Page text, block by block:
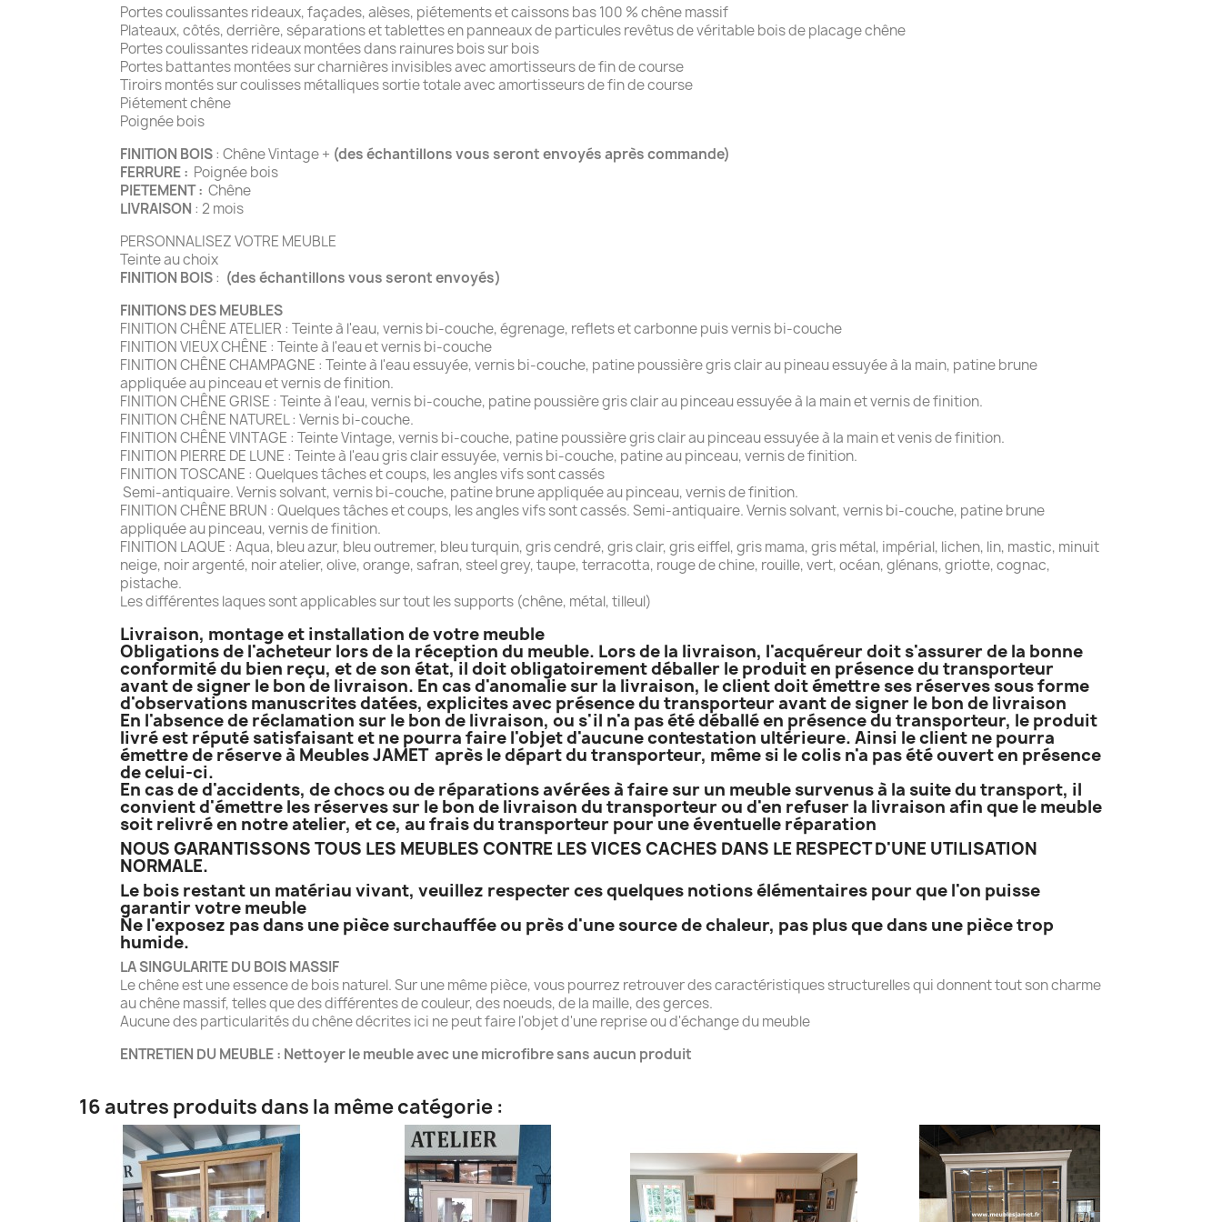
Portes coulissantes rideaux, façades, alèses, piétements et caissons bas 100 % chêne massif
Plateaux, côtés, derrière, séparations et tablettes en panneaux de particules revêtus de véritable bois de placage chêne
Portes coulissantes rideaux montées dans rainures bois sur bois
Portes battantes montées sur charnières invisibles avec amortisseurs de fin de course
Tiroirs montés sur coulisses métalliques sortie totale avec amortisseurs de fin de course
Piétement chêne
Poignée bois
FINITION BOIS: Chêne Vintage + (des échantillons vous seront envoyés après commande)
FERRURE : Poignée bois
PIETEMENT : Chêne
LIVRAISON : 2 mois
PERSONNALISEZ VOTRE MEUBLE
Teinte au choix
FINITION BOIS: (des échantillons vous seront envoyés)
FINITIONS DES MEUBLES
FINITION CHÊNE ATELIER : Teinte à l'eau, vernis bi-couche, égrenage, reflets et carbonne puis vernis bi-couche
FINITION VIEUX CHÊNE : Teinte à l'eau et vernis bi-couche
FINITION CHÊNE CHAMPAGNE : Teinte à l'eau essuyée, vernis bi-couche, patine poussière gris clair au pineau essuyée à la main, patine brune
appliquée au pinceau et vernis de finition.
FINITION CHÊNE GRISE : Teinte à l'eau, vernis bi-couche, patine poussière gris clair au pinceau essuyée à la main et vernis de finition.
FINITION CHÊNE NATUREL : Vernis bi-couche.
FINITION CHÊNE VINTAGE : Teinte Vintage, vernis bi-couche, patine poussière gris clair au pinceau essuyée à la main et venis de finition.
FINITION PIERRE DE LUNE : Teinte à l'eau gris clair essuyée, vernis bi-couche, patine au pinceau, vernis de finition.
FINITION TOSCANE : Quelques tâches et coups, les angles vifs sont cassés
Semi-antiquaire. Vernis solvant, vernis bi-couche, patine brune appliquée au pinceau, vernis de finition.
FINITION CHÊNE BRUN : Quelques tâches et coups, les angles vifs sont cassés. Semi-antiquaire. Vernis solvant, vernis bi-couche, patine brune
appliquée au pinceau, vernis de finition.
FINITION LAQUE : Aqua, bleu azur, bleu outremer, bleu turquin, gris cendré, gris clair, gris eiffel, gris mama, gris métal, impérial, lichen, lin, mastic, minuit
neige, noir argenté, noir atelier, olive, orange, safran, steel grey, taupe, terracotta, rouge de chine, rouille, vert, océan, glénans, griotte, cognac,
pistache.
Les différentes laques sont applicables sur tout les supports (chêne, métal, tilleul)
Livraison, montage et installation de votre meuble
Obligations de l'acheteur lors de la réception du meuble. Lors de la livraison, l'acquéreur doit s'assurer de la bonne
conformité du bien reçu, et de son état, il doit obligatoirement déballer le produit en présence du transporteur
avant de signer le bon de livraison. En cas d'anomalie sur la livraison, le client doit émettre ses réserves sous forme
d'observations manuscrites datées, explicites avec présence du transporteur avant de signer le bon de livraison
En l'absence de réclamation sur le bon de livraison, ou s'il n'a pas été déballé en présence du transporteur, le produit
livré est réputé satisfaisant et ne pourra faire l'objet d'aucune contestation ultérieure. Ainsi le client ne pourra
émettre de réserve à Meubles JAMET après le départ du transporteur, même si le colis n'a pas été ouvert en présence
de celui-ci.
En cas de d'accidents, de chocs ou de réparations avérées à faire sur un meuble survenus à la suite du transport, il
convient d'émettre les réserves sur le bon de livraison du transporteur ou d'en refuser la livraison afin que le meuble
soit relivré en notre atelier, et ce, au frais du transporteur pour une éventuelle réparation
NOUS GARANTISSONS TOUS LES MEUBLES CONTRE LES VICES CACHES DANS LE RESPECT D'UNE UTILISATION
NORMALE.
Le bois restant un matériau vivant, veuillez respecter ces quelques notions élémentaires pour que l'on puisse
garantir votre meuble
Ne l'exposez pas dans une pièce surchauffée ou près d'une source de chaleur, pas plus que dans une pièce trop
humide.
LA SINGULARITE DU BOIS MASSIF
Le chêne est une essence de bois naturel. Sur une même pièce, vous pourrez retrouver des caractéristiques structurelles qui donnent tout son charme
au chêne massif, telles que des différentes de couleur, des noeuds, de la maille, des gerces.
Aucune des particularités du chêne décrites ici ne peut faire l'objet d'une reprise ou d'échange du meuble
ENTRETIEN DU MEUBLE : Nettoyer le meuble avec une microfibre sans aucun produit
16 autres produits dans la même catégorie :